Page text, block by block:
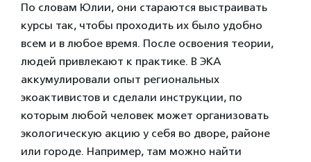
По словам Юлии, они стараются выстраивать
курсы так, чтобы проходить их было удобно
всем и в любое время. После освоения теории,
людей привлекают к практике. В ЭКА
аккумулировали опыт региональных
экоактивистов и сделали инструкции, по
которым любой человек может организовать
экологическую акцию у себя во дворе, районе
или городе. Например, там можно найти